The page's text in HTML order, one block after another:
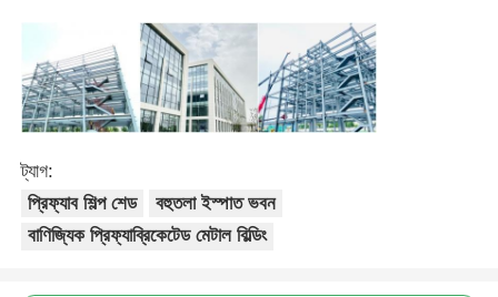
মান নিয়ন্ত্রণ
আমাদের সাথে যোগাযোগ করুন
খবর
ট্যাগ:
প্রিফ্যাব শিল্প শেড
বহুতলা ইস্পাত ভবন
বাণিজ্যিক প্রিফ্যাব্রিকেটেড মেটাল বিল্ডিং